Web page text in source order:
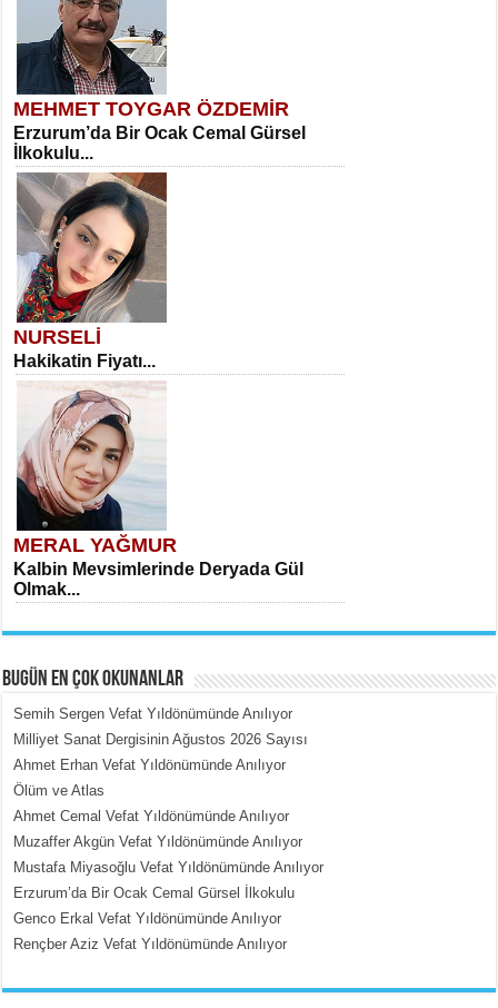
MEHMET TOYGAR ÖZDEMİR
Erzurum’da Bir Ocak Cemal Gürsel
İlkokulu...
NURSELİ
Hakikatin Fiyatı...
MERAL YAĞMUR
Kalbin Mevsimlerinde Deryada Gül
Olmak...
MEHMET ÇOBAN
İçerdeki Put Dışardaki Maskeler...
BUGÜN EN ÇOK OKUNANLAR
Semih Sergen Vefat Yıldönümünde Anılıyor
Milliyet Sanat Dergisinin Ağustos 2026 Sayısı
Ahmet Erhan Vefat Yıldönümünde Anılıyor
Ölüm ve Atlas
Ahmet Cemal Vefat Yıldönümünde Anılıyor
Muzaffer Akgün Vefat Yıldönümünde Anılıyor
Mustafa Miyasoğlu Vefat Yıldönümünde Anılıyor
Erzurum’da Bir Ocak Cemal Gürsel İlkokulu
Genco Erkal Vefat Yıldönümünde Anılıyor
Rençber Aziz Vefat Yıldönümünde Anılıyor